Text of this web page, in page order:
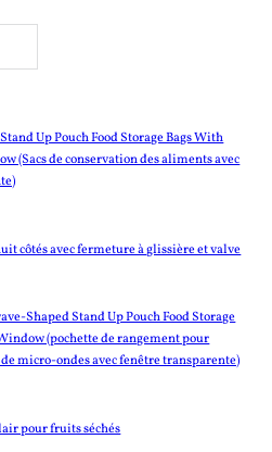
Up Pouch Food Storage Bags With
(Sacs de conservation des aliments avec
côtés avec fermeture à glissière et valve
Shaped Stand Up Pouch Food Storage
(pochette de rangement pour
micro-ondes avec fenêtre transparente)
pour fruits séchés